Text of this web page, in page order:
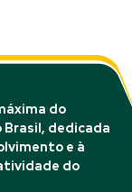
do
Brasil, dedicada
e à
do